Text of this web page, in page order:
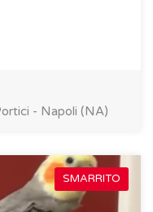
- Napoli (NA)
SMARRITO